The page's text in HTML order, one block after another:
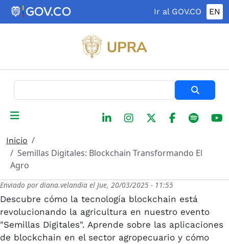
Pasar al contenido principal
Ir al GOV.CO EN
Inicio
Semillas Digitales: Blockchain Transformando El
Agro
Enviado pordiana.velandia el Jue, 20/03/2025 - 11:55
Descubre cómo la tecnología blockchain está
revolucionando la agricultura en nuestro evento
"Semillas Digitales". Aprende sobre las aplicaciones
de blockchain en el sector agropecuario y cómo